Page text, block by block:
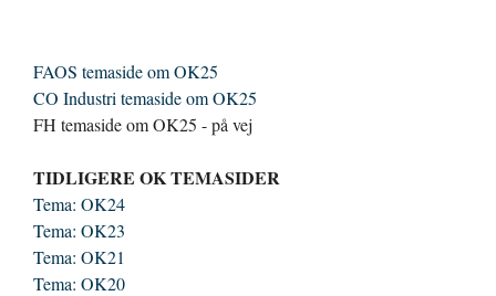
FAOS temaside om OK25
CO Industri temaside om OK25
FH temaside om OK25 - på vej
TIDLIGERE OK TEMASIDER
Tema: OK24
Tema: OK23
Tema: OK21
Tema: OK20